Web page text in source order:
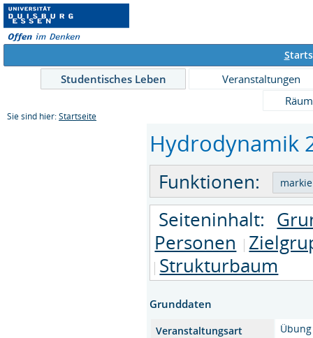
S
Studentisches Leben
Veranstaltungen
Sie sind hier: Startseite
Hydrodynamik
Funktionen:
Seiteninhalt:
Personen
Strukturbaum
Grunddaten
Veranstaltungsart
Übung